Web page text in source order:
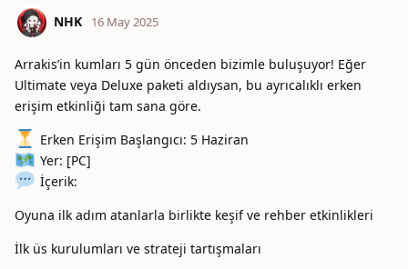
NHK 16 May 2025
Arrakis’in kumları 5 gün önceden bizimle buluşuyor! Eğer
Ultimate veya Deluxe paketi aldıysan, bu ayrıcalıklı erken
erişim etkinliği tam sana göre.
Erken Erişim Başlangıcı: 5 Haziran
Yer: [PC]
İçerik:
Oyuna ilk adım atanlarla birlikte keşif ve rehber etkinlikleri
İlk üs kurulumları ve strateji tartışmaları